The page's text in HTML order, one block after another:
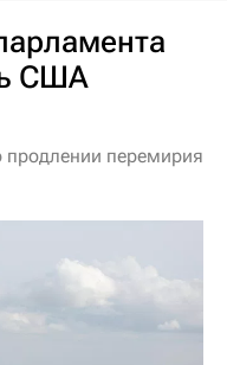
США
перемирия